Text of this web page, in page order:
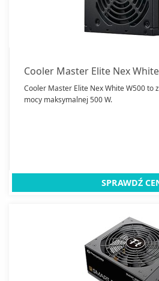
Cooler Master Elite Nex
Cooler Master Elite Nex White W500 to
mocy maksymalnej 500 W.
SPRAWDŹ